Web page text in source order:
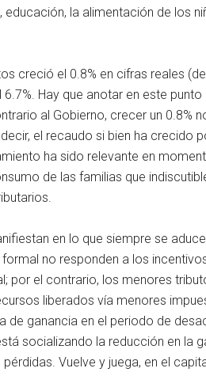
la alimentación de los
creció el 0.8% en cifras reales
Hay que anotar en este punto
al Gobierno, crecer un 0.8%
el recaudo si bien ha crecido
ha sido relevante en
de las familias que
en lo que siempre se
no responden a los
por el contrario, los menores
liberados vía menores
de ganancia en el periodo de
socializando la reducción en la
Vuelve y juega, en el